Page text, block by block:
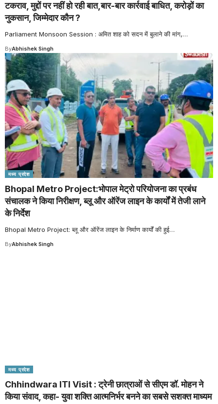
टकराव, मुद्दों पर नहीं हो रही बात,बार-बार कार्रवाई बाधित, करोड़ों का
नुकसान, जिम्मेदार कौन ?
Parliament Monsoon Session : अमित शाह को सदन में बुलाने की मांग,…
ByAbhishek Singh
मध्य प्रदेश
Bhopal Metro Project:भोपाल मेट्रो परियोजना का प्रबंध
संचालक ने किया निरीक्षण, ब्लू और ऑरेंज लाइन के कार्यों में तेजी लाने
के निर्देश
Bhopal Metro Project: ब्लू और ऑरेंज लाइन के निर्माण कार्यों की हुई…
ByAbhishek Singh
मध्य प्रदेश
Chhindwara ITI Visit : ट्रेनी छात्राओं से सीएम डॉ. मोहन ने
किया संवाद, कहा- युवा शक्ति आत्मनिर्भर बनने का सबसे सशक्त माध्यम